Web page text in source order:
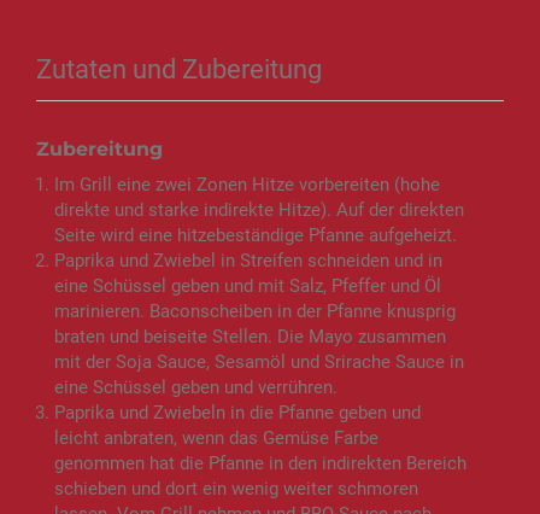
Zutaten und Zubereitung
Zubereitung
Im Grill eine zwei Zonen Hitze vorbereiten (hohe
direkte und starke indirekte Hitze). Auf der direkten
Seite wird eine hitzebeständige Pfanne aufgeheizt.
Paprika und Zwiebel in Streifen schneiden und in
eine Schüssel geben und mit Salz, Pfeffer und Öl
marinieren. Baconscheiben in der Pfanne knusprig
braten und beiseite Stellen. Die Mayo zusammen
mit der Soja Sauce, Sesamöl und Srirache Sauce in
eine Schüssel geben und verrühren.
Paprika und Zwiebeln in die Pfanne geben und
leicht anbraten, wenn das Gemüse Farbe
genommen hat die Pfanne in den indirekten Bereich
schieben und dort ein wenig weiter schmoren